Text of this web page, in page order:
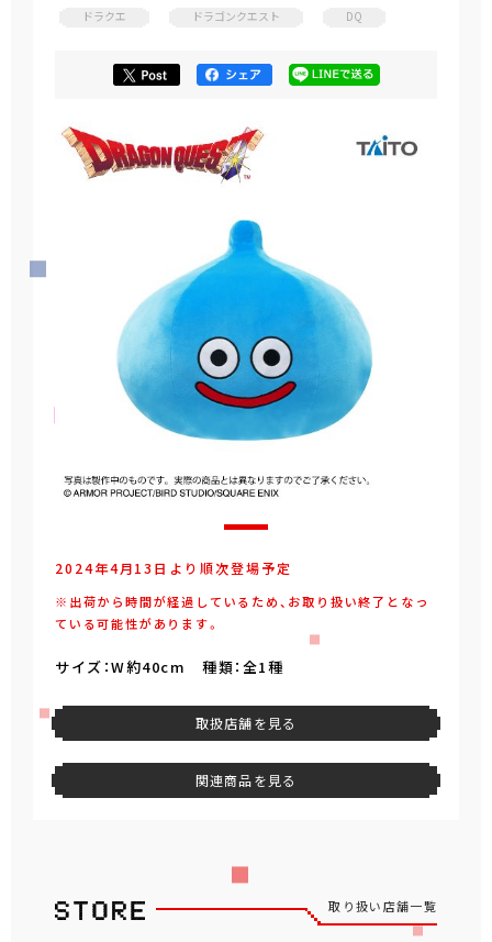
ドラクエ ドラゴンクエスト DQ
2024年4月13日より順次登場予定
※出荷から時間が経過しているため、お取り扱い終了となっ
ている可能性があります。
サイズ：W約40cm 種類：全1種
取扱店舗を見る
関連商品を見る
取り扱い店舗一覧